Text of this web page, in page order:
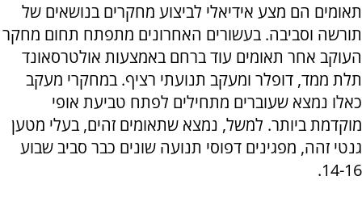
תאומים הם מצע אידיאלי לביצוע מחקרים בנושאים של
תורשה וסביבה. בעשורים האחרונים מתפתח תחום מחקר
העוקב אחר תאומים עוד ברחם באמצעות אולטרסאונד
תלת ממד, דופלר ומעקב תנועתי רציף. במחקרי מעקב
כאלו נמצא שעוברים מתחילים לפתח טביעת אופי
מוקדמת ביותר. למשל, נמצא שתאומים זהים, בעלי מטען
גנטי זהה, מפגינים דפוסי תנועה שונים כבר סביב שבוע
14-16.